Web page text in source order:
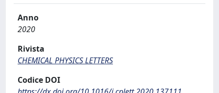
Anno
2020
Rivista
CHEMICAL PHYSICS LETTERS
Codice DOI